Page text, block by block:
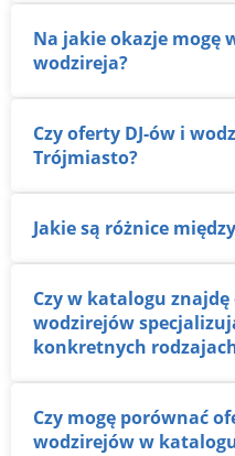
Na jakie okazje mogę wynająć DJ-a lub
wodzireja?
Czy oferty DJ-ów i wodzirejów obejmują całe
Trójmiasto?
Jakie są różnice
Czy w katalogu znajdę oferty DJ-ów i
wodzirejów
konkretnych
Czy mogę porównać oferty różnych DJ-ów i
wodzirejów w